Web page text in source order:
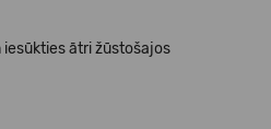
ātri žūstošajos